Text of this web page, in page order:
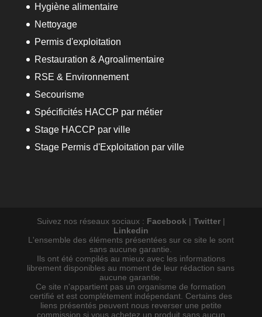
Hygiène alimentaire
Nettoyage
Permis d'exploitation
Restauration & Agroalimentaire
RSE & Environnement
Secourisme
Spécificités HACCP par métier
Stage HACCP par ville
Stage Permis d'Exploitation par ville
Suivez nos réseaux sociaux : Facebook| Twitter|
Linkedin
L'ensemble des éléments présentées sur ce site le sont
sans aucune garantie.
Ils ont été compilés au mieux avec les informations
librement disponibles au moment de leur rédaction sans
aucune garantie.
Ce site n'appartient pas un organisme de formation
certifié et est complétement indépendant. Certains des
liens présentés peuvent nous reverser une petite
commission si vous achetez un produit sans aucun